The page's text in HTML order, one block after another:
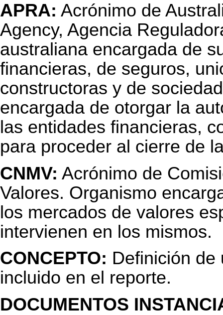
APRA: Acrónimo de
Agency, Agencia
australiana encargada de
financieras, de seguros,
constructoras y de
encargada de otorgar la
las entidades financieras,
para proceder al cierre de
CNMV: Acrónimo de
Valores. Organismo
los mercados de valores
intervienen en los mismos.
CONCEPTO: Definición de
incluido en el reporte.
DOCUMENTOS